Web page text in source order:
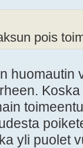
pois
huomautin
yli puolet